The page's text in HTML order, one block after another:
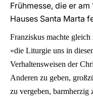
Frühmesse, die er
Hauses Santa Marta
Franziskus machte
»die Liturgie uns in
Verhaltensweisen der
Anderen zu geben,
zu vergeben, barmherzig